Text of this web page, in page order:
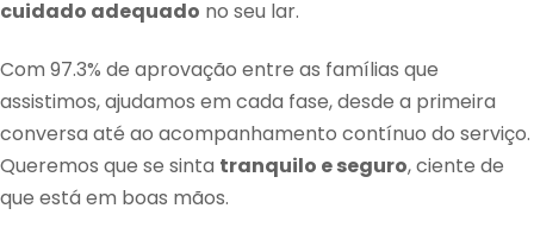
cuidado adequado no seu lar.
Com 97.3% de aprovação entre as famílias que
assistimos, ajudamos em cada fase, desde a primeira
conversa até ao acompanhamento contínuo do serviço.
Queremos que se sinta tranquilo e seguro, ciente de
que está em boas mãos.